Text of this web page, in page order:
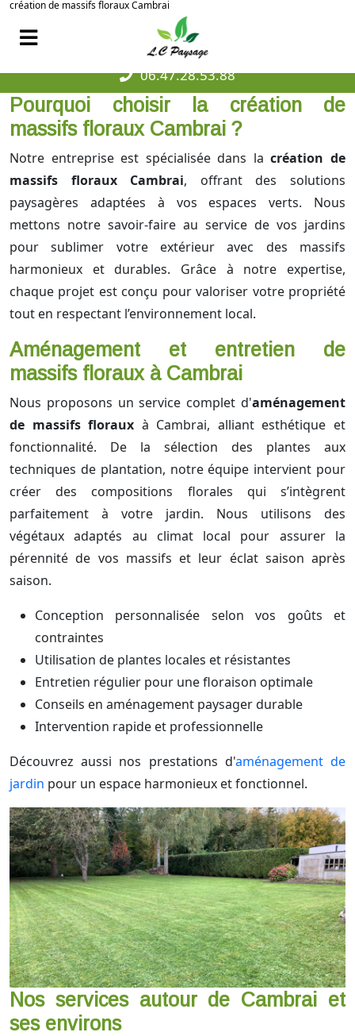
création de massifs floraux Cambrai
06.47.28.53.88
Pourquoi choisir la création de
massifs floraux Cambrai ?
Notre entreprise est spécialisée dans lacréation de
massifs floraux Cambrai, offrant des solutions
paysagères adaptées à vos espaces verts. Nous
mettons notre savoir-faire au service de vos jardins
pour sublimer votre extérieur avec des massifs
harmonieux et durables. Grâce à notre expertise,
chaque projet est conçu pour valoriser votre propriété
tout en respectant l’environnement local.
Aménagement et entretien de
massifs floraux à Cambrai
Nous proposons un service complet d'aménagement
de massifs floraux à Cambrai, alliant esthétique et
fonctionnalité. De la sélection des plantes aux
techniques de plantation, notre équipe intervient pour
créer des compositions florales qui s’intègrent
parfaitement à votre jardin. Nous utilisons des
végétaux adaptés au climat local pour assurer la
pérennité de vos massifs et leur éclat saison après
saison.
Conception personnalisée selon vos goûts et
contraintes
Utilisation de plantes locales et résistantes
Entretien régulier pour une floraison optimale
Conseils en aménagement paysager durable
Intervention rapide et professionnelle
Découvrez aussi nos prestations d'aménagement de
jardin pour un espace harmonieux et fonctionnel.
Nos services autour de Cambrai et
ses environs